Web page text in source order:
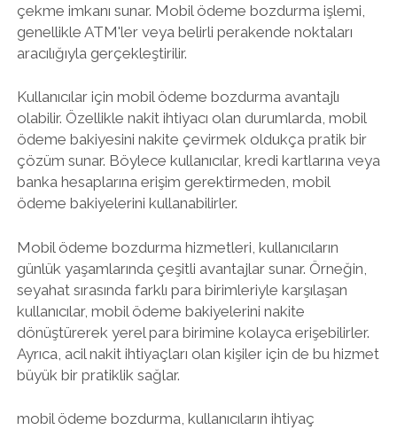
çekme imkanı sunar. Mobil ödeme bozdurma işlemi,
genellikle ATM'ler veya belirli perakende noktaları
aracılığıyla gerçekleştirilir.
Kullanıcılar için mobil ödeme bozdurma avantajlı
olabilir. Özellikle nakit ihtiyacı olan durumlarda, mobil
ödeme bakiyesini nakite çevirmek oldukça pratik bir
çözüm sunar. Böylece kullanıcılar, kredi kartlarına veya
banka hesaplarına erişim gerektirmeden, mobil
ödeme bakiyelerini kullanabilirler.
Mobil ödeme bozdurma hizmetleri, kullanıcıların
günlük yaşamlarında çeşitli avantajlar sunar. Örneğin,
seyahat sırasında farklı para birimleriyle karşılaşan
kullanıcılar, mobil ödeme bakiyelerini nakite
dönüştürerek yerel para birimine kolayca erişebilirler.
Ayrıca, acil nakit ihtiyaçları olan kişiler için de bu hizmet
büyük bir pratiklik sağlar.
mobil ödeme bozdurma, kullanıcıların ihtiyaç